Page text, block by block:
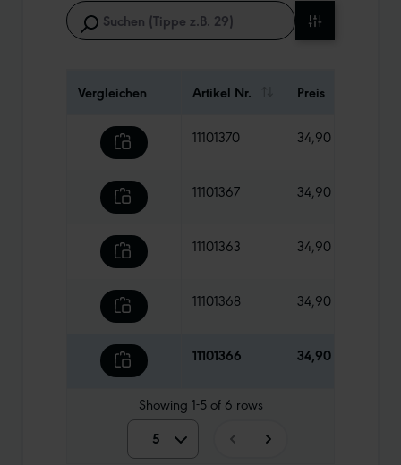
Vergleichen Artikel Nr. Preis
11101370 34,90 €
11101367 34,90 €
11101363 34,90 €
11101368 34,90 €
11101366 34,90 €
Showing 1-5of6 rows
5 5